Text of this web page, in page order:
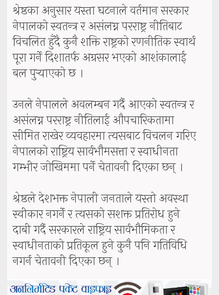
श्रेष्ठका अनुसार यस्ता घटनाले वर्तमान सरकार
नेपालको स्वतन्त्र र असंलग्न परराष्ट्र नीतिबाट
विचलित हुँदै कुनै शक्ति राष्ट्रको रणनीतिक स्वार्थ
पूरा गर्ने दिशातर्फ अग्रसर भएको आशंकालाई
बल पुर्‍याएको छ ।
उनले नेपालले अवलम्बन गर्दै आएको स्वतन्त्र र
असंलग्न परराष्ट्र नीतिलाई औपचारिकतामा
सीमित राखेर व्यवहारमा त्यसबाट विचलन गरिए
नेपालको राष्ट्रिय सार्वभौमसत्ता र स्वाधीनता
गम्भीर जोखिममा पर्ने चेतावनी दिएका छन् ।
श्रेष्ठले देशभक्त नेपाली जनताले यस्तो अवस्था
स्वीकार नगर्ने र त्यसको सशक्त प्रतिरोध हुने
दाबी गर्दै सरकारले राष्ट्रिय सार्वभौमिकता र
स्वाधीनताको प्रतिकूल हुने कुनै पनि गतिविधि
नगर्न चेतावनी दिएका छन् ।